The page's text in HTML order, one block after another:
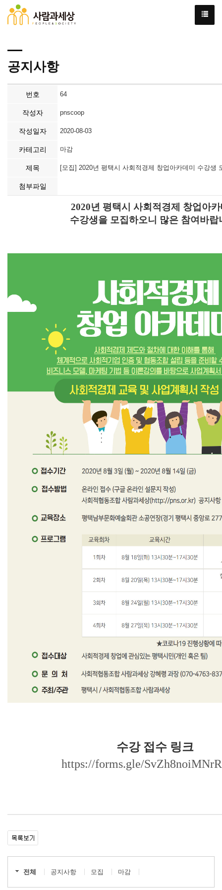
공지사항
번호 64
작성자 pnscoop
작성일자 2020-08-03
카테고리 마감
제목 [모집] 2020년 평택시 사회적경제 창업아카데미 수강생
첨부파일
2020년 평택시 사회적경제 창업아
수강생을 모집하오니 많은 참여바랍
수강 접수 링크
https://forms.gle/
전체 공지사항 모집 마감